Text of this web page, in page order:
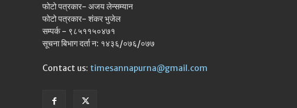
फोटो पत्रकार- अजय लेन्सम्यान
फोटो पत्रकार- शंकर भुजेल
सम्पर्क - ९८५११५०४७१
सूचना बिभाग दर्ता न: १४३६/०७६/०७७
Contact us: timesannapurna@gmail.com